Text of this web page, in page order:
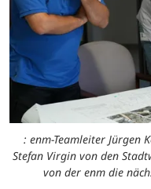
: enm-Teamleiter Jürgen
Stefan Virgin von den
von der enm die